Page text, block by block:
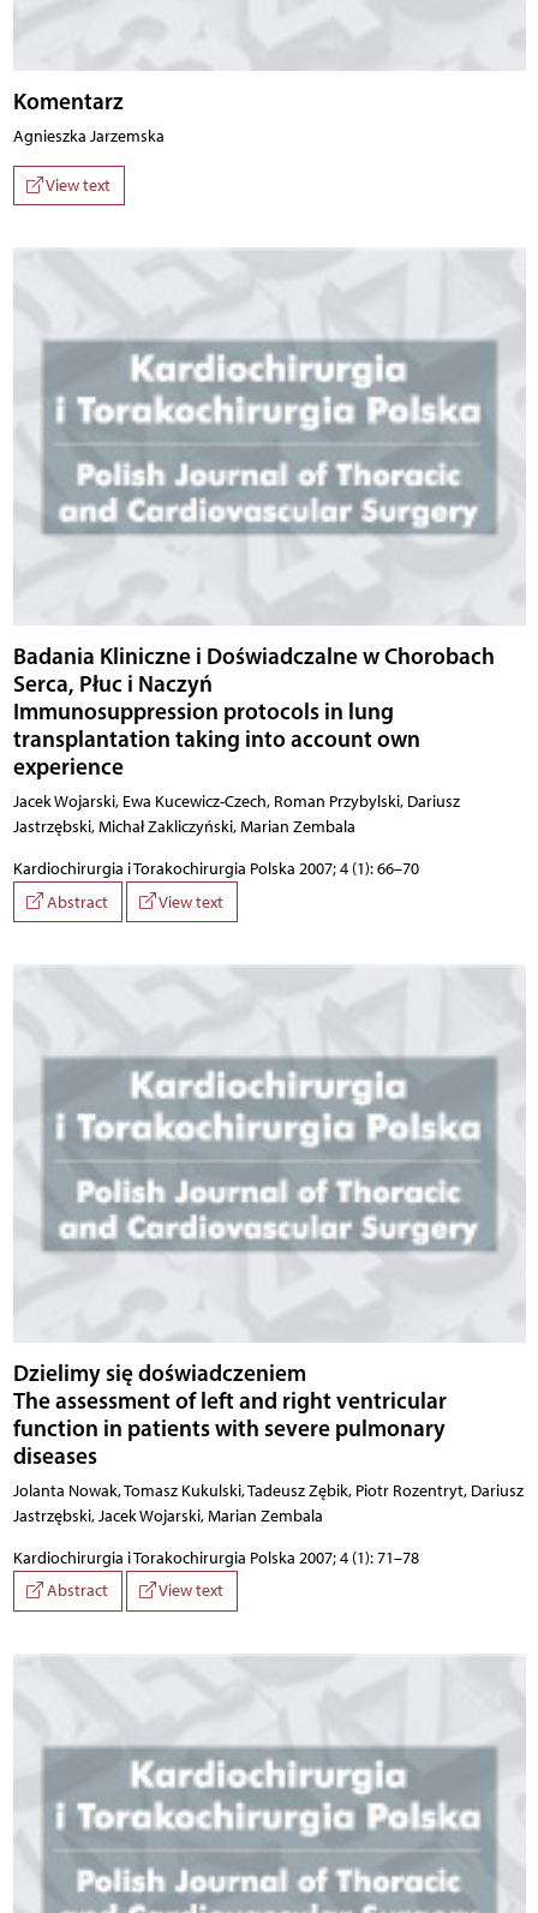
Komentarz
Agnieszka Jarzemska
View text
Badania Kliniczne i Doświadczalne w Chorobach
Serca, Płuc i Naczyń
Immunosuppression protocols in lung
transplantation taking into account own
experience
Jacek Wojarski, Ewa Kucewicz-Czech, Roman Przybylski, Dariusz
Jastrzębski, Michał Zakliczyński, Marian Zembala
Kardiochirurgia i Torakochirurgia Polska 2007; 4 (1): 66–70
Abstract
View text
Dzielimy się doświadczeniem
The assessment of left and right ventricular
function in patients with severe pulmonary
diseases
Jolanta Nowak, Tomasz Kukulski, Tadeusz Zębik, Piotr Rozentryt, Dariusz
Jastrzębski, Jacek Wojarski, Marian Zembala
Kardiochirurgia i Torakochirurgia Polska 2007; 4 (1): 71–78
Abstract
View text